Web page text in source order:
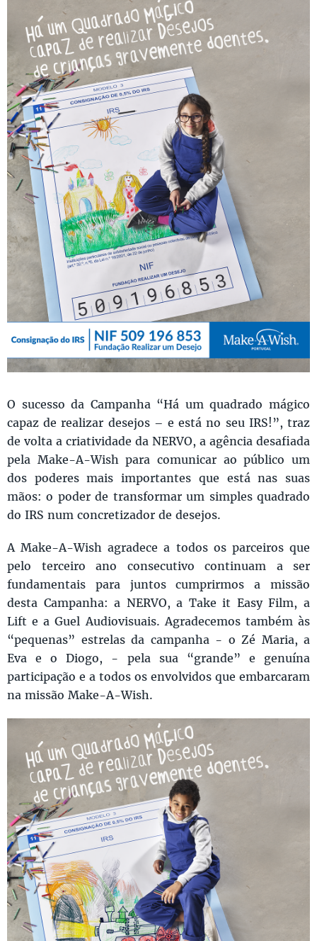
O sucesso da Campanha “Há um quadrado mágico
capaz de realizar desejos – e está no seu IRS!”, traz
de volta a criatividade da NERVO, a agência desafiada
pela Make-A-Wish para comunicar ao público um
dos poderes mais importantes que está nas suas
mãos: o poder de transformar um simples quadrado
do IRS num concretizador de desejos.
A Make-A-Wish agradece a todos os parceiros que
pelo terceiro ano consecutivo continuam a ser
fundamentais para juntos cumprirmos a missão
desta Campanha: a NERVO, a Take it Easy Film, a
Lift e a Guel Audiovisuais. Agradecemos também às
“pequenas” estrelas da campanha - o Zé Maria, a
Eva e o Diogo, - pela sua “grande” e genuína
participação e a todos os envolvidos que embarcaram
na missão Make-A-Wish.